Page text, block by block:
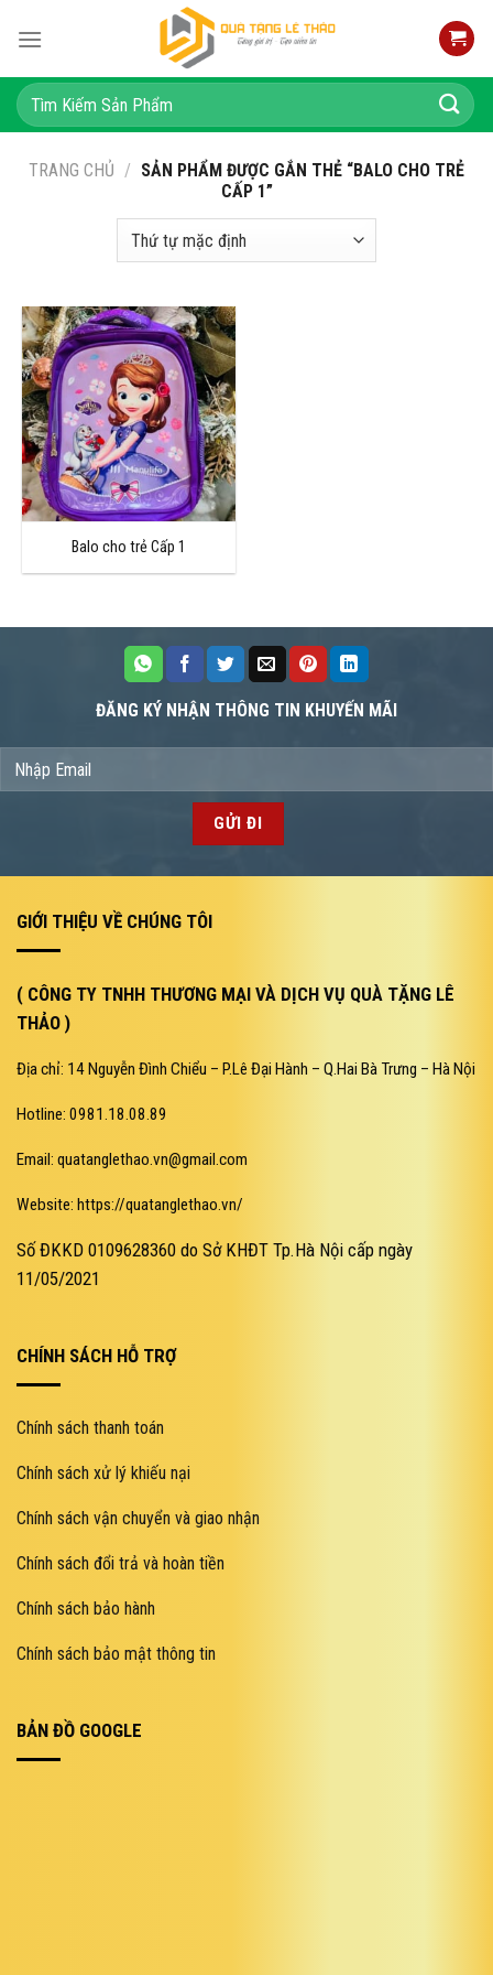
Tìm
kiếm:
TRANG CHỦ / SẢN PHẨM ĐƯỢC GẮN THẺ “BALO CHO TRẺ
CẤP 1”
Balo cho trẻ Cấp 1
ĐĂNG KÝ NHẬN THÔNG TIN KHUYẾN MÃI
GIỚI THIỆU VỀ CHÚNG TÔI
( CÔNG TY TNHH THƯƠNG MẠI VÀ DỊCH VỤ QUÀ TẶNG LÊ
THẢO )
Địa chỉ: 14 Nguyễn Đình Chiểu – P.Lê Đại Hành – Q.Hai Bà Trưng – Hà Nội
Hotline: 0981.18.08.89
Email: quatanglethao.vn@gmail.com
Website: https://quatanglethao.vn/
Số ĐKKD 0109628360 do Sở KHĐT Tp.Hà Nội cấp ngày
11/05/2021
CHÍNH SÁCH HỖ TRỢ
Chính sách thanh toán
Chính sách xử lý khiếu nại
Chính sách vận chuyển và giao nhận
Chính sách đổi trả và hoàn tiền
Chính sách bảo hành
Chính sách bảo mật thông tin
BẢN ĐỒ GOOGLE